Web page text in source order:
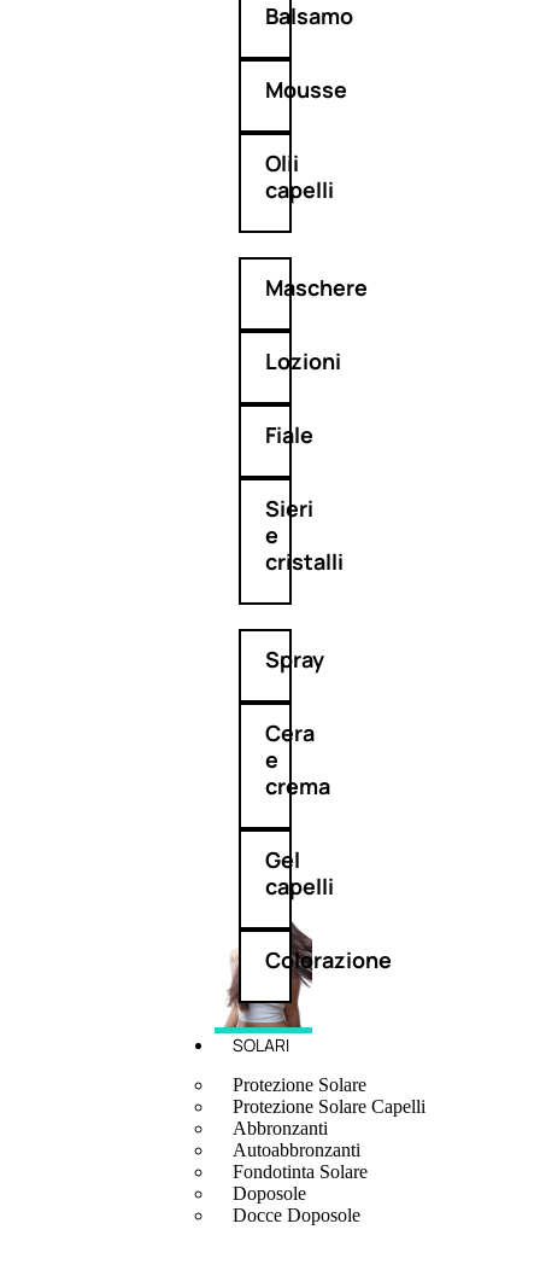
Balsamo
Mousse
Olii
capelli
Maschere
Lozioni
Fiale
Sieri
e
cristalli
Spray
Cera
e
crema
Gel
capelli
Colorazione
SOLARI
Protezione Solare
Protezione Solare Capelli
Abbronzanti
Autoabbronzanti
Fondotinta Solare
Doposole
Docce Doposole